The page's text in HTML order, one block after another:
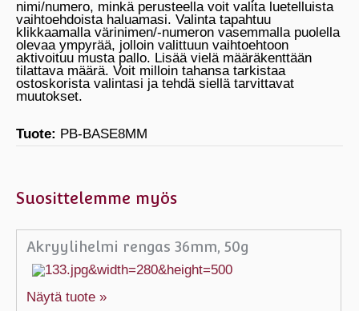
nimi/numero, minkä perusteella voit valita luetelluista
vaihtoehdoista haluamasi. Valinta tapahtuu
klikkaamalla värinimen/-numeron vasemmalla puolella
olevaa ympyrää, jolloin valittuun vaihtoehtoon
aktivoituu musta pallo. Lisää vielä määräkenttään
tilattava määrä. Voit milloin tahansa tarkistaa
ostoskorista valintasi ja tehdä siellä tarvittavat
muutokset.
Tuote: PB-BASE8MM
Suosittelemme myös
Akryylihelmi rengas 36mm, 50g
Näytä tuote »